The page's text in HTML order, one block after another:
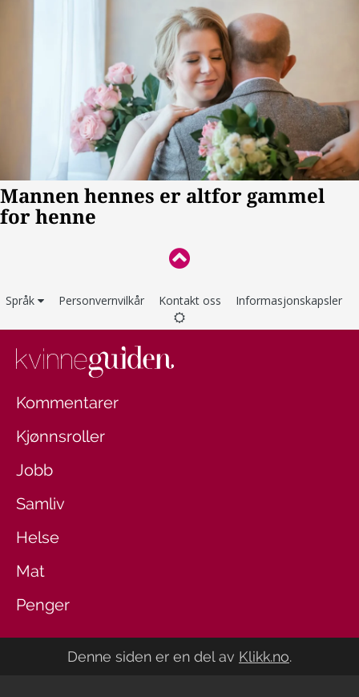
Språk Personvernvilkår Kontakt oss Informasjonskapsler
Kommentarer
Kjønnsroller
Jobb
Samliv
Helse
Mat
Penger
Denne siden er en del av Klikk.no.